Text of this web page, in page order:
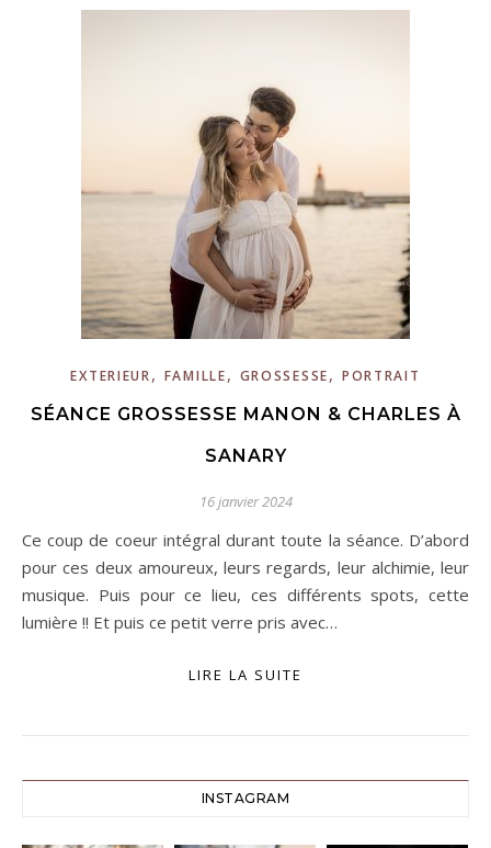
EXTERIEUR, FAMILLE, GROSSESSE, PORTRAIT
SÉANCE GROSSESSE MANON & CHARLES À
SANARY
16 janvier 2024
Ce coup de coeur intégral durant toute la séance. D’abord
pour ces deux amoureux, leurs regards, leur alchimie, leur
musique. Puis pour ce lieu, ces différents spots, cette
lumière !! Et puis ce petit verre pris avec…
LIRE LA SUITE
INSTAGRAM